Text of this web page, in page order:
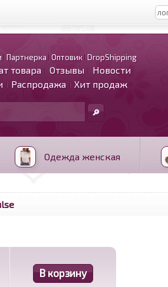
Партнерка Оптовик DropShipping
товара Отзывы
Новости
Распродажа Хит продаж
Одежда женская